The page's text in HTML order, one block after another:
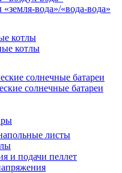
вода»/«вода-вода»
котлы
котлы
солнечные батареи
солнечные батареи
листы
и подачи пеллет